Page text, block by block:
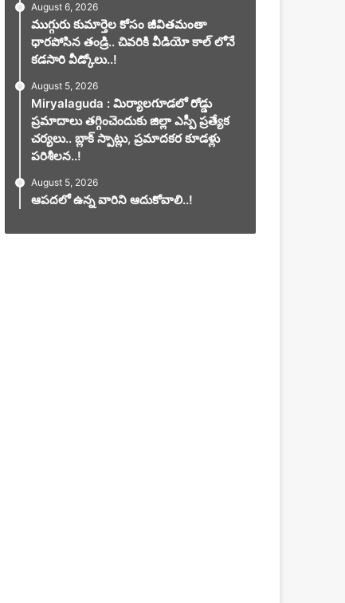
August 6, 2026
ముగ్గురు కుమార్తెల కోసం జీవితమంతా
ధారపోసిన తండ్రి.. చివరికి వీడియో కాల్ లోనే
కడసారి వీడ్కోలు..!
August 5, 2026
Miryalaguda : మిర్యాలగూడలో రోడ్డు
ప్రమాదాలు తగ్గించెందుకు జిల్లా ఎస్పీ ప్రత్యేక
చర్యలు.. బ్లాక్ స్పాట్లు, ప్రమాదకర కూడళ్లు
పరిశీలన..!
August 5, 2026
ఆపదలో ఉన్న వారిని ఆదుకోవాలి..!